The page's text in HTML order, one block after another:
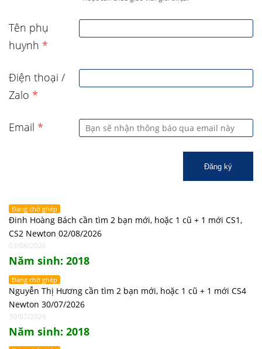
Tên phụ
huynh *
Điện thoại /
Zalo *
Email *
Đăng ký
Đang chờ ghép
Đinh Hoàng Bách cần tìm 2 bạn mới, hoặc 1 cũ + 1 mới CS1,
CS2 Newton 02/08/2026
03/08/2026
Năm sinh: 2018
Đang chờ ghép
Nguyễn Thị Hương cần tìm 2 bạn mới, hoặc 1 cũ + 1 mới CS4
Newton 30/07/2026
30/07/2026
Năm sinh: 2018